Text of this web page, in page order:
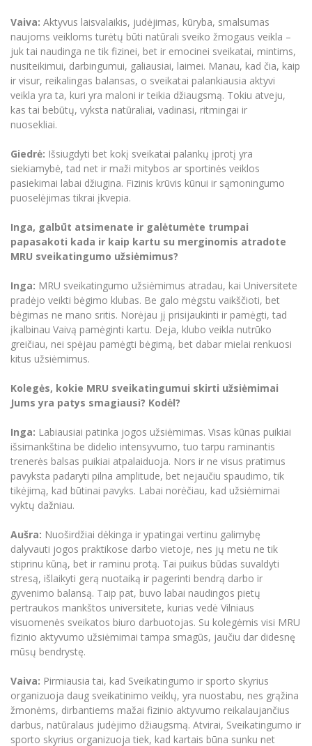
Vaiva: Aktyvus laisvalaikis, judėjimas, kūryba, smalsumas
naujoms veikloms turėtų būti natūrali sveiko žmogaus veikla –
juk tai naudinga ne tik fizinei, bet ir emocinei sveikatai, mintims,
nusiteikimui, darbingumui, galiausiai, laimei. Manau, kad čia, kaip
ir visur, reikalingas balansas, o sveikatai palankiausia aktyvi
veikla yra ta, kuri yra maloni ir teikia džiaugsmą. Tokiu atveju,
kas tai bebūtų, vyksta natūraliai, vadinasi, ritmingai ir
nuosekliai.
Giedrė: Išsiugdyti bet kokį sveikatai palankų įprotį yra
siekiamybė, tad net ir maži mitybos ar sportinės veiklos
pasiekimai labai džiugina. Fizinis krūvis kūnui ir sąmoningumo
puoselėjimas tikrai įkvepia.
Inga, galbūt atsimenate ir galėtumėte trumpai
papasakoti kada ir kaip kartu su merginomis atradote
MRU sveikatingumo užsiėmimus?
Inga: MRU sveikatingumo užsiėmimus atradau, kai Universitete
pradėjo veikti bėgimo klubas. Be galo mėgstu vaikščioti, bet
bėgimas ne mano sritis. Norėjau jį prisijaukinti ir pamėgti, tad
įkalbinau Vaivą pamėginti kartu. Deja, klubo veikla nutrūko
greičiau, nei spėjau pamėgti bėgimą, bet dabar mielai renkuosi
kitus užsiėmimus.
Kolegės, kokie MRU sveikatingumui skirti užsiėmimai
Jums yra patys smagiausi? Kodėl?
Inga: Labiausiai patinka jogos užsiėmimas. Visas kūnas puikiai
išsimankština be didelio intensyvumo, tuo tarpu raminantis
trenerės balsas puikiai atpalaiduoja. Nors ir ne visus pratimus
pavyksta padaryti pilna amplitude, bet nejaučiu spaudimo, tik
tikėjimą, kad būtinai pavyks. Labai norėčiau, kad užsiėmimai
vyktų dažniau.
Aušra: Nuoširdžiai dėkinga ir ypatingai vertinu galimybę
dalyvauti jogos praktikose darbo vietoje, nes jų metu ne tik
stiprinu kūną, bet ir raminu protą. Tai puikus būdas suvaldyti
stresą, išlaikyti gerą nuotaiką ir pagerinti bendrą darbo ir
gyvenimo balansą. Taip pat, buvo labai naudingos pietų
pertraukos mankštos universitete, kurias vedė Vilniaus
visuomenės sveikatos biuro darbuotojas. Su kolegėmis visi MRU
fizinio aktyvumo užsiėmimai tampa smagūs, jaučiu dar didesnę
mūsų bendrystę.
Vaiva: Pirmiausia tai, kad Sveikatingumo ir sporto skyrius
organizuoja daug sveikatinimo veiklų, yra nuostabu, nes grąžina
žmonėms, dirbantiems mažai fizinio aktyvumo reikalaujančius
darbus, natūralaus judėjimo džiaugsmą. Atvirai, Sveikatingumo ir
sporto skyrius organizuoja tiek, kad kartais būna sunku net